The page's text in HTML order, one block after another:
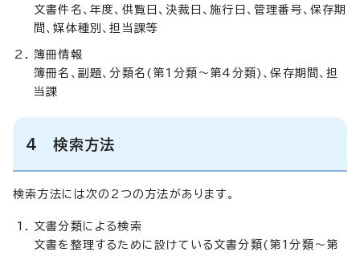
文書件名、年度、供覧日、決裁日、施行日、管理番号、保存期
間、媒体種別、担当課等
簿冊情報
簿冊名、副題、分類名(第1分類～第4分類)、保存期間、担
当課
4 検索方法
検索方法には次の2つの方法があります。
文書分類による検索
文書を整理するために設けている文書分類(第1分類～第